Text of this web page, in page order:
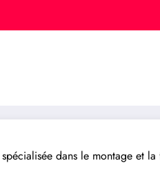
dans le montage et